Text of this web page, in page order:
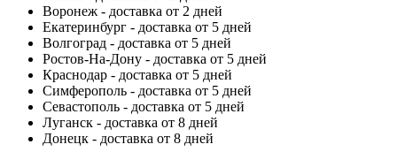
Воронеж - доставка от 2 дней
Екатеринбург - доставка от 5 дней
Волгоград - доставка от 5 дней
Ростов-На-Дону - доставка от 5 дней
Краснодар - доставка от 5 дней
Симферополь - доставка от 5 дней
Севастополь - доставка от 5 дней
Луганск - доставка от 8 дней
Донецк - доставка от 8 дней